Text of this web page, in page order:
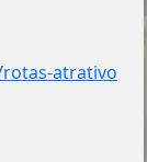
atrativo